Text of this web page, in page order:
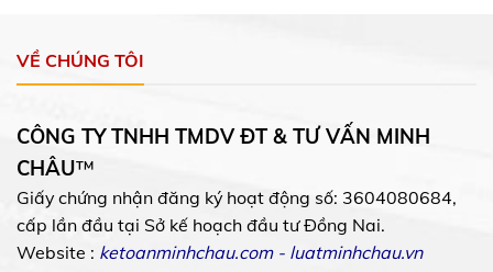
VỀ CHÚNG TÔI
CÔNG TY TNHH TMDV ĐT & TƯ VẤN MINH
CHÂU™
Giấy chứng nhận đăng ký hoạt động số: 3604080684,
cấp lần đầu tại Sở kế hoạch đầu tư Đồng Nai.
Website : ketoanminhchau.com- luatminhchau.vn